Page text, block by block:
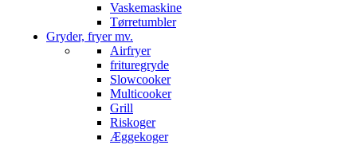
Vaskemaskine
Tørretumbler
Gryder, fryer mv.
Airfryer
frituregryde
Slowcooker
Multicooker
Grill
Riskoger
Æggekoger